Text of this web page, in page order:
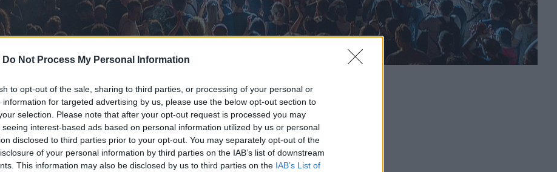
Do Not Process My Personal Information
to opt-out of the sale, sharing to third parties, or processing of your personal or
information for targeted advertising by us, please use the below opt-out section to
selection. Please note that after your opt-out request is processed you may
seeing interest-based ads based on personal information utilized by us or personal
disclosed to third parties prior to your opt-out. You may separately opt-out of the
of your personal information by third parties on the IAB’s list of downstream
This information may also be disclosed by us to third parties on the IAB’s List of